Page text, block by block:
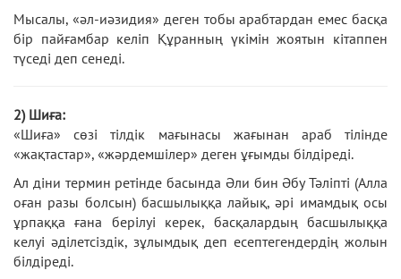
Мысалы, «әл-иәзидия» деген тобы арабтардан емес басқа
бір пайғамбар келіп Құранның үкімін жоятын кітаппен
түседі деп сенеді.
2) Шиға:
«Шиға» сөзі тілдік мағынасы жағынан араб тілінде
«жақтастар», «жәрдемшілер» деген ұғымды білдіреді.
Ал діни термин ретінде басында Әли бин Әбу Тәліпті (Алла
оған разы болсын) басшылыққа лайық, әрі имамдық осы
ұрпаққа ғана берілуі керек, басқалардың басшылыққа
келуі әділетсіздік, зұлымдық деп есептегендердің жолын
білдіреді.